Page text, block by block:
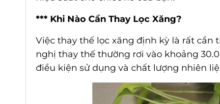
*** Khi Nào Cần Thay Lọc Xăng?
Việc thay thế lọc xăng định kỳ là rất cần
nghị thay thế thường rơi vào khoảng
điều kiện sử dụng và chất lượng nhiên